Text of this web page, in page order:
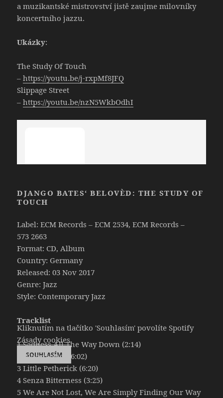
a muzikantské mistrovství jistě zaujme milovníky
koncertního jazzu.
Ukázky:
The Study Of Touch
–https://youtu.be/j-rxpMf8JFQ
Slippage Street
–https://youtu.be/nzN5WkbOdhI
Kliknutím na tlačítko 'Souhlasím' povolíte Spotify
Zásady cookies
SOUHLASÍM
DJANGO BATES‘ BELOVÈD: THE STUDY OF
TOUCH
Label: ECM Records ‎– ECM 2534, ECM Records ‎–
573 2663
Format: CD, Album
Country: Germany
Released: 03 Nov 2017
Genre: Jazz
Style: Contemporary Jazz
Tracklist
1 Sadness All The Way Down (2:14)
2 Giorgiantics (6:02)
3 Little Petherick (6:20)
4 Senza Bitterness (3:25)
5 We Are Not Lost, We Are Simply Finding Our Way